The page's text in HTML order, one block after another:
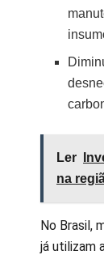
Ler
na
No Brasil,
já utilizam